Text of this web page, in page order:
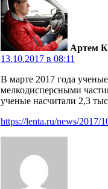
Артем
13.10.2017 в 08:11
В марте 2017 года
мелкодисперсными
ученые насчитали 2,3
https://lenta.ru/news/2017/